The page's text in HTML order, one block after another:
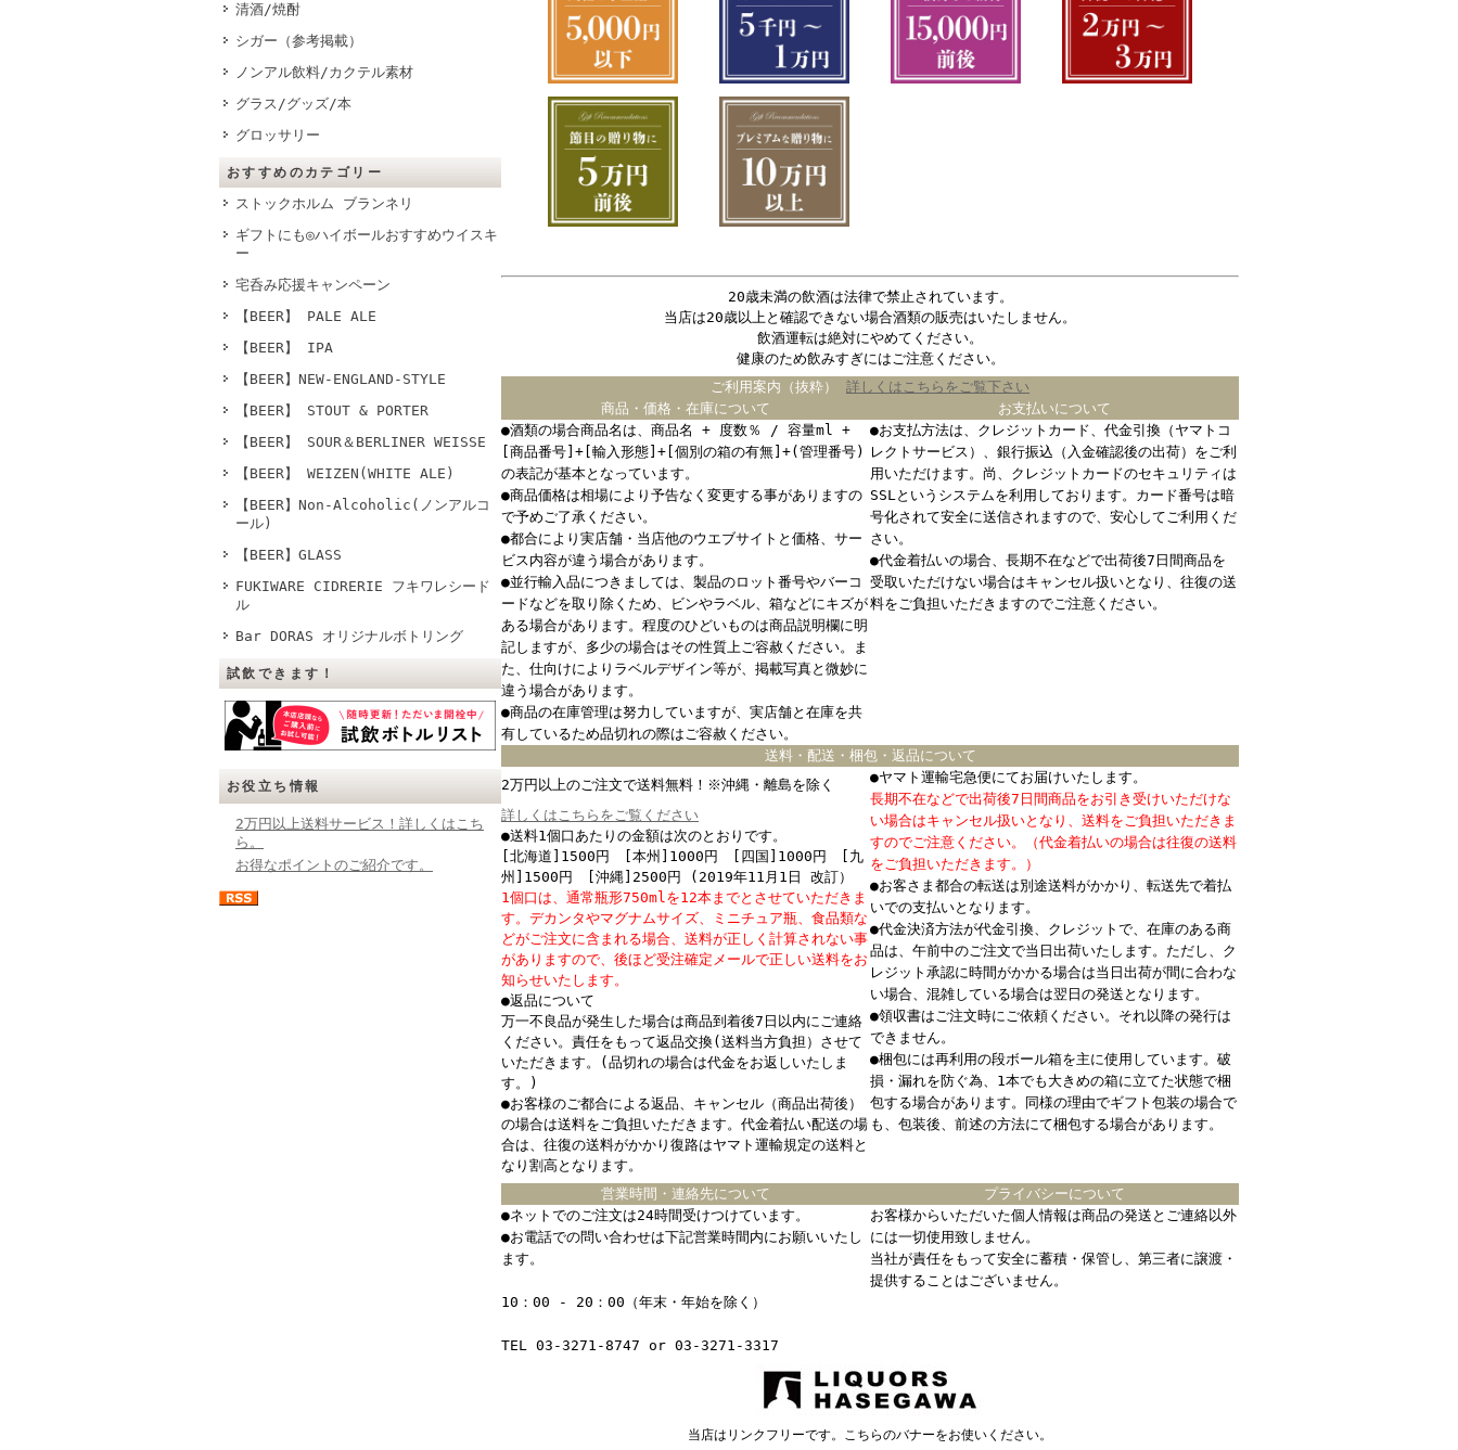
清酒/焼酎
シガー（参考掲載）
ノンアル飲料/カクテル素材
グラス/グッズ/本
グロッサリー
おすすめのカテゴリー
ストックホルム ブランネリ
ギフトにも◎ハイボールおすすめウイスキ
ー
宅呑み応援キャンペーン
【BEER】 PALE ALE
【BEER】 IPA
【BEER】NEW-ENGLAND-STYLE
【BEER】 STOUT & PORTER
【BEER】 SOUR＆BERLINER WEISSE
【BEER】 WEIZEN(WHITE ALE)
【BEER】Non-Alcoholic(ノンアルコ
ール)
【BEER】GLASS
FUKIWARE CIDRERIE フキワレシード
ル
Bar DORAS オリジナルボトリング
試飲できます！
お役立ち情報
2万円以上送料サービス！詳しくはこち
ら。
お得なポイントのご紹介です。
20歳未満の飲酒は法律で禁止されています。
当店は20歳以上と確認できない場合酒類の販売はいたしません。
飲酒運転は絶対にやめてください。
健康のため飲みすぎにはご注意ください。
ご利用案内（抜粋） 詳しくはこちらをご覧下さい
商品・価格・在庫について
お支払いについて
●酒類の場合商品名は、商品名 + 度数％ / 容量ml +
[商品番号]+[輸入形態]+[個別の箱の有無]+(管理番号)
の表記が基本となっています。
●商品価格は相場により予告なく変更する事がありますの
で予めご了承ください。
●都合により実店舗・当店他のウエブサイトと価格、サー
ビス内容が違う場合があります。
●並行輸入品につきましては、製品のロット番号やバーコ
ードなどを取り除くため、ビンやラベル、箱などにキズが
ある場合があります。程度のひどいものは商品説明欄に明
記しますが、多少の場合はその性質上ご容赦ください。ま
た、仕向けによりラベルデザイン等が、掲載写真と微妙に
違う場合があります。
●商品の在庫管理は努力していますが、実店舗と在庫を共
有しているため品切れの際はご容赦ください。
●お支払方法は、クレジットカード、代金引換（ヤマトコ
レクトサービス）、銀行振込（入金確認後の出荷）をご利
用いただけます。尚、クレジットカードのセキュリティは
SSLというシステムを利用しております。カード番号は暗
号化されて安全に送信されますので、安心してご利用くだ
さい。
●代金着払いの場合、長期不在などで出荷後7日間商品を
受取いただけない場合はキャンセル扱いとなり、往復の送
料をご負担いただきますのでご注意ください。
送料・配送・梱包・返品について
2万円以上のご注文で送料無料！※沖縄・離島を除く
詳しくはこちらをご覧ください
●送料1個口あたりの金額は次のとおりです。
[北海道]1500円 [本州]1000円 [四国]1000円 [九
州]1500円 [沖縄]2500円 (2019年11月1日 改訂）
1個口は、通常瓶形750mlを12本までとさせていただきま
す。デカンタやマグナムサイズ、ミニチュア瓶、食品類な
どがご注文に含まれる場合、送料が正しく計算されない事
がありますので、後ほど受注確定メールで正しい送料をお
知らせいたします。
●返品について
万一不良品が発生した場合は商品到着後7日以内にご連絡
ください。責任をもって返品交換(送料当方負担）させて
いただきます。(品切れの場合は代金をお返しいたしま
す。)
●お客様のご都合による返品、キャンセル（商品出荷後）
の場合は送料をご負担いただきます。代金着払い配送の場
合は、往復の送料がかかり復路はヤマト運輸規定の送料と
なり割高となります。
●ヤマト運輸宅急便にてお届けいたします。
長期不在などで出荷後7日間商品をお引き受けいただけな
い場合はキャンセル扱いとなり、送料をご負担いただきま
すのでご注意ください。（代金着払いの場合は往復の送料
をご負担いただきます。）
●お客さま都合の転送は別途送料がかかり、転送先で着払
いでの支払いとなります。
●代金決済方法が代金引換、クレジットで、在庫のある商
品は、午前中のご注文で当日出荷いたします。ただし、ク
レジット承認に時間がかかる場合は当日出荷が間に合わな
い場合、混雑している場合は翌日の発送となります。
●領収書はご注文時にご依頼ください。それ以降の発行は
できません。
●梱包には再利用の段ボール箱を主に使用しています。破
損・漏れを防ぐ為、1本でも大きめの箱に立てた状態で梱
包する場合があります。同様の理由でギフト包装の場合で
も、包装後、前述の方法にて梱包する場合があります。
営業時間・連絡先について
プライバシーについて
●ネットでのご注文は24時間受けつけています。
●お電話での問い合わせは下記営業時間内にお願いいたし
ます。
10：00 - 20：00（年末・年始を除く）
TEL 03-3271-8747 or 03-3271-3317
お客様からいただいた個人情報は商品の発送とご連絡以外
には一切使用致しません。
当社が責任をもって安全に蓄積・保管し、第三者に譲渡・
提供することはございません。
当店はリンクフリーです。こちらのバナーをお使いください。